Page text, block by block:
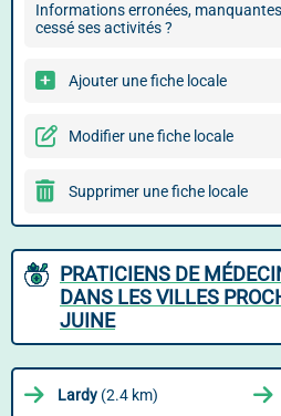
Informations erronées,
cessé ses activités ?
Ajouter une fiche locale
Modifier une fiche locale
Supprimer une fiche locale
PRATICIENS DE
DANS LES VILLES
JUINE
Lardy (2.4 km)